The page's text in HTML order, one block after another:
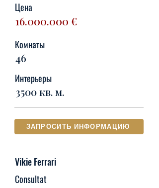
Цена
16.000.000 €
Комнаты
46
Интерьеры
3500 кв. м.
ЗАПРОСИТЬ ИНФОРМАЦИЮ
Vikie Ferrari
Consultat